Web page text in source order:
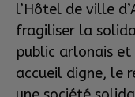
l’Hôtel de ville
fragiliser la
public arlonais et
accueil digne, le